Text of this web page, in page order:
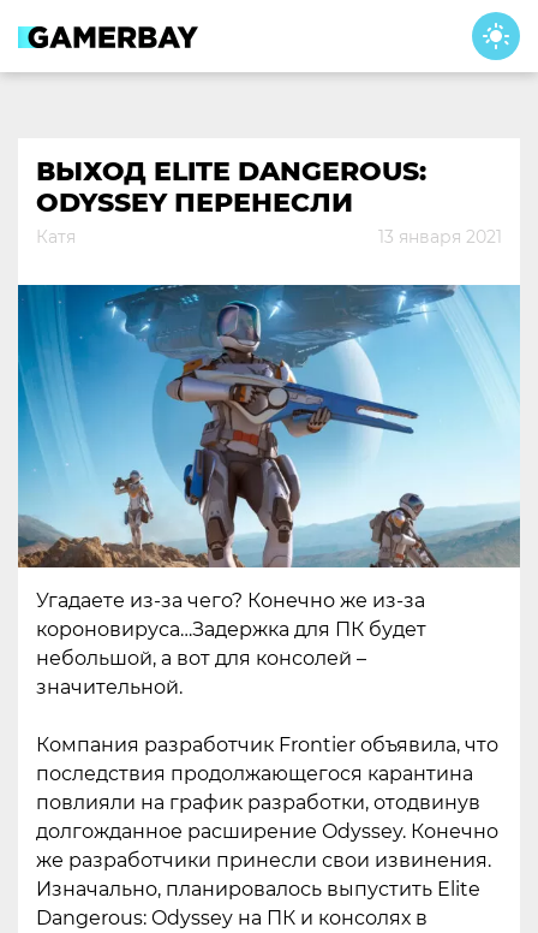
content
ВЫХОД ELITE DANGEROUS:
ODYSSEY ПЕРЕНЕСЛИ
Катя 13 января 2021
Угадаете из-за чего? Конечно же из-за
короновируса…Задержка для ПК будет
небольшой, а вот для консолей –
значительной.
Компания разработчик Frontier объявила, что
последствия продолжающегося карантина
повлияли на график разработки, отодвинув
долгожданное расширение Odyssey. Конечно
же разработчики принесли свои извинения.
Изначально, планировалось выпустить Elite
Dangerous: Odyssey на ПК и консолях в